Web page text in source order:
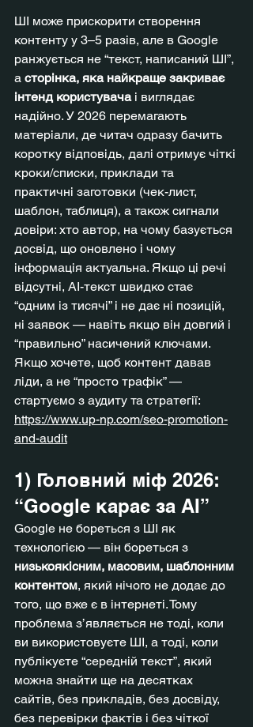
ШІ може прискорити створення
контенту у 3–5 разів, але в Google
ранжується не “текст, написаний ШІ”,
а сторінка, яка найкраще закриває
інтенд користувача і виглядає
надійно. У 2026 перемагають
матеріали, де читач одразу бачить
коротку відповідь, далі отримує чіткі
кроки/списки, приклади та
практичні заготовки (чек-лист,
шаблон, таблиця), а також сигнали
довіри: хто автор, на чому базується
досвід, що оновлено і чому
інформація актуальна. Якщо ці речі
відсутні, AI-текст швидко стає
“одним із тисячі” і не дає ні позицій,
ні заявок — навіть якщо він довгий і
“правильно” насичений ключами.
Якщо хочете, щоб контент давав
ліди, а не “просто трафік” —
стартуємо з аудиту та стратегії:
https://www.up-np.com/seo-promotion-
and-audit
1) Головний міф 2026:
“Google карає за AI”
Google не бореться з ШІ як
технологією — він бореться з
низькоякісним, масовим, шаблонним
контентом, який нічого не додає до
того, що вже є в інтернеті. Тому
проблема з’являється не тоді, коли
ви використовуєте ШІ, а тоді, коли
публікуєте “середній текст”, який
можна знайти ще на десятках
сайтів, без прикладів, без досвіду,
без перевірки фактів і без чіткої